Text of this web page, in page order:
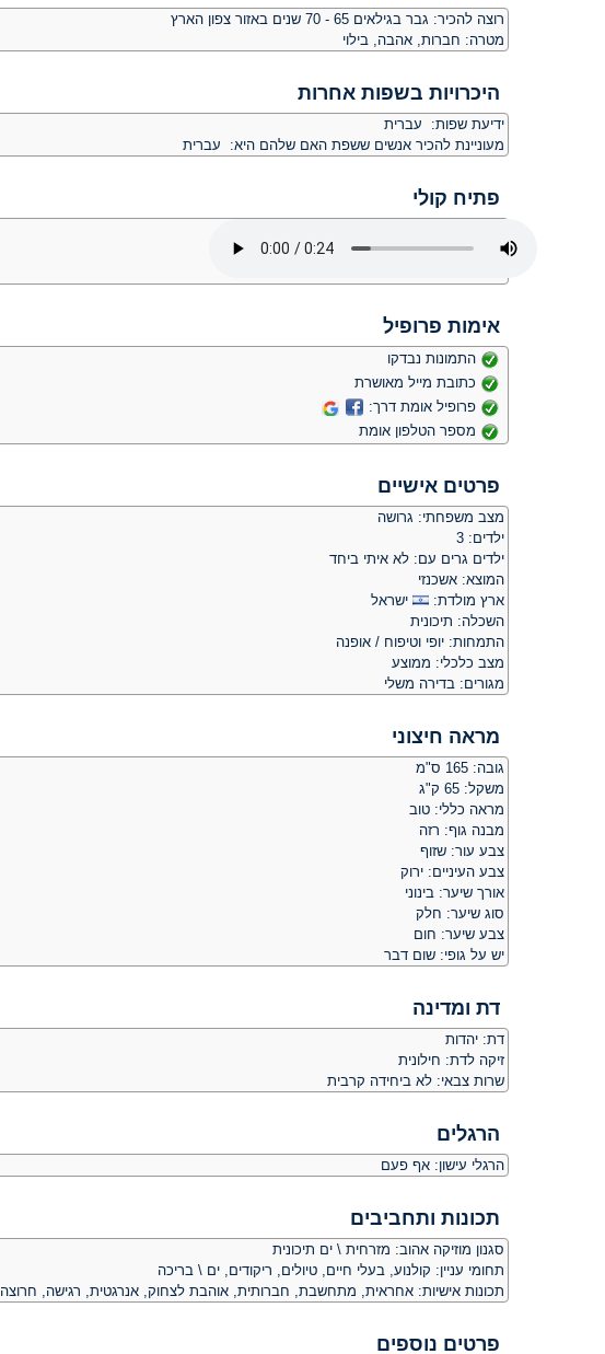
רוצה להכיר: גבר בגילאים 65 - 70 שנים באזור צפון הארץ
מטרה: חברות, אהבה, בילוי
היכרויות בשפות אחרות
ידיעת שפות: עברית
מעוניינת להכיר אנשים ששפת האם שלהם היא: עברית
פתיח קולי
אימות פרופיל
התמונות נבדקו
כתובת מייל מאושרת
פרופיל אומת דרך:
מספר הטלפון אומת
פרטים אישיים
מצב משפחתי: גרושה
ילדים: 3
ילדים גרים עם: לא איתי ביחד
המוצא: אשכנזי
ארץ מולדת:
ישראל
השכלה: תיכונית
התמחות: יופי וטיפוח / אופנה
מצב כלכלי: ממוצע
מגורים: בדירה משלי
מראה חיצוני
גובה: 165 ס"מ
משקל: 65 ק"ג
מראה כללי: טוב
מבנה גוף: רזה
צבע עור: שזוף
צבע העיניים: ירוק
אורך שיער: בינוני
סוג שיער: חלק
צבע שיער: חום
יש על גופי: שום דבר
דת ומדינה
דת: יהדות
זיקה לדת: חילונית
שרות צבאי: לא ביחידה קרבית
הרגלים
הרגלי עישון: אף פעם
תכונות ותחביבים
סגנון מוזיקה אהוב: מזרחית \ ים תיכונית
תחומי עניין: קולנוע, בעלי חיים, טיולים, ריקודים, ים \ בריכה
תכונות אישיות: אחראית, מתחשבת, חברותית, אוהבת לצחוק, אנרגטית, רגישה, חרוצה
פרטים נוספים